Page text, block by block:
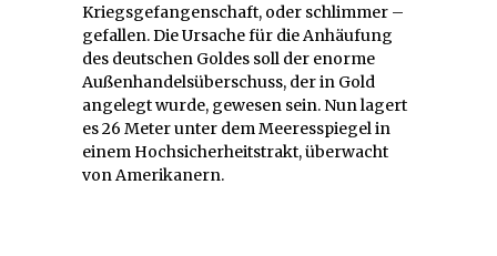
Kriegsgefangenschaft, oder schlimmer –
gefallen. Die Ursache für die Anhäufung
des deutschen Goldes soll der enorme
Außenhandelsüberschuss, der in Gold
angelegt wurde, gewesen sein. Nun lagert
es 26 Meter unter dem Meeresspiegel in
einem Hochsicherheitstrakt, überwacht
von Amerikanern.